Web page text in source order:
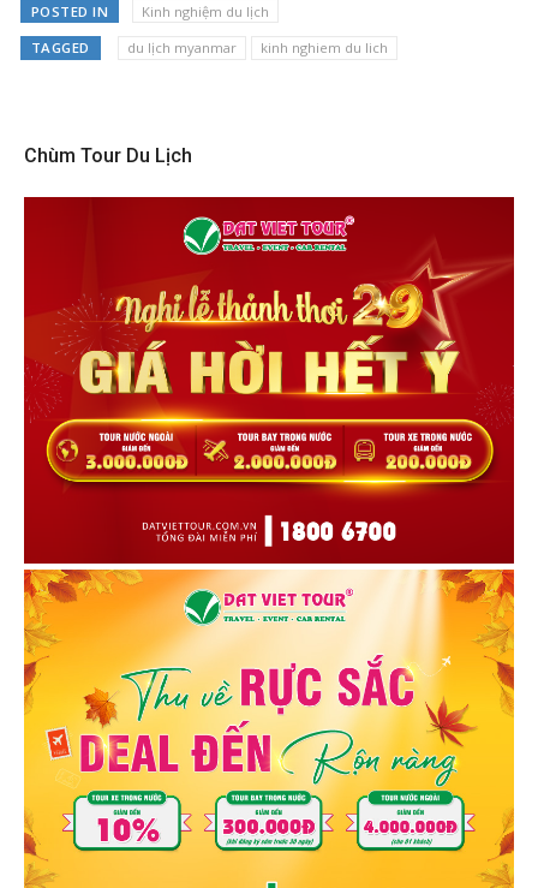
POSTED IN Kinh nghiệm du lịch
TAGGED du lịch myanmar kinh nghiem du lich
Chùm Tour Du Lịch